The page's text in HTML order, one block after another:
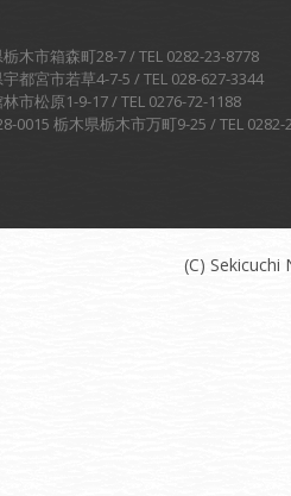
木市箱森町28-7 / TEL 0282-23-8778
都宮市若草4-7-5 / TEL 028-627-3344
市松原1-9-17 / TEL 0276-72-1188
0015 栃木県栃木市万町9-25 / TEL 0282-
(C) Sekicuchi